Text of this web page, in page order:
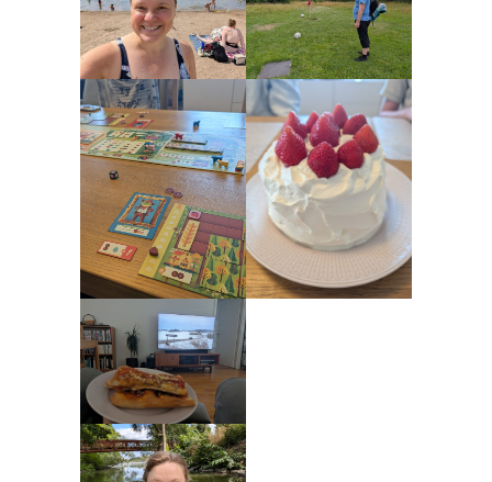
Jag bokförmin läsning på Goodreads.
Geocaching
Inlägg om geocaching
Etiketter
barn barnkläder
Bröllop café & restaurang